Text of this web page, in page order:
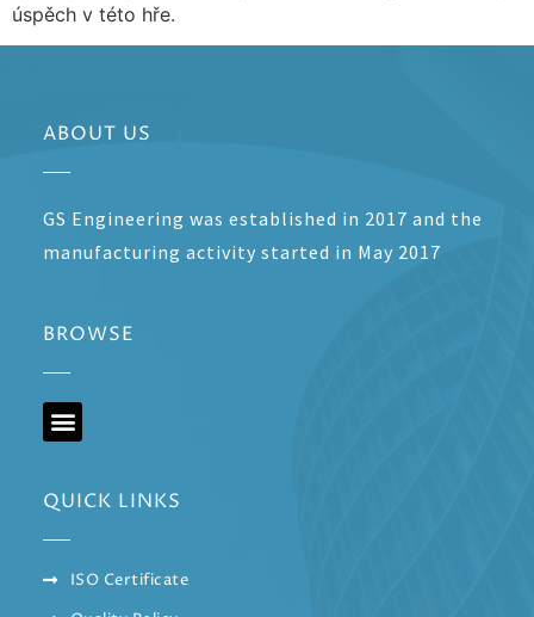
úspěch v této hře.
ABOUT US
GS Engineering was established in 2017 and the
manufacturing activity started in May 2017
BROWSE
QUICK LINKS
ISO Certificate